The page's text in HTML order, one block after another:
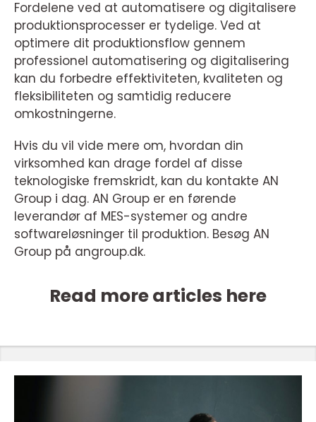
Fordelene ved at automatisere og digitalisere
produktionsprocesser er tydelige. Ved at
optimere dit produktionsflow gennem
professionel automatisering og digitalisering
kan du forbedre effektiviteten, kvaliteten og
fleksibiliteten og samtidig reducere
omkostningerne.
Hvis du vil vide mere om, hvordan din
virksomhed kan drage fordel af disse
teknologiske fremskridt, kan du kontakte AN
Group i dag. AN Group er en førende
leverandør af MES-systemer og andre
softwareløsninger til produktion. Besøg AN
Group på angroup.dk.
Read more articles here